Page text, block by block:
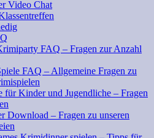
Video Chat
FAQ – Fragen zur Anzahl
FAQ – Allgemeine Fragen zu
für Kinder und Jugendliche – Fragen
Download – Fragen zu unseren